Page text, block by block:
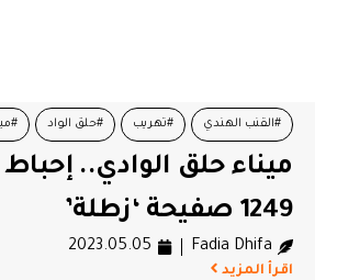
#القنب الهندي #تهريب #حلق الواد
ميناء حلق الوادي..
1249 صفيحة ‘زطلة’
Fadia Dhifa
2023.05.05
اقرأ المزيد